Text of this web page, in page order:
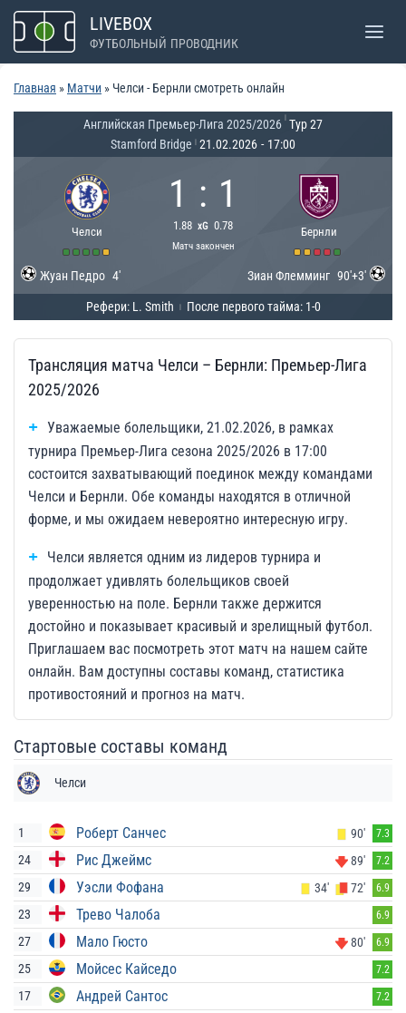
Перейти
содержимому
LIVEBOX
ФУТБОЛЬНЫЙ ПРОВОДНИК
Главная » Матчи » Челси - Бернли смотреть онлайн
Английская Премьер-Лига 2025/2026 Тур 27
Stamford Bridge 21.02.2026 - 17:00
Челси
1 : 1
1.88 xG 0.78
Матч закончен
Бернли
Жуан Педро 4' Зиан Флемминг 90'+3'
Рефери: L. Smith После первого тайма: 1-0
Трансляция матча Челси – Бернли: Премьер-Лига
2025/2026
Уважаемые болельщики, 21.02.2026, в рамках
турнира Премьер-Лига сезона 2025/2026 в 17:00
состоится захватывающий поединок между командами
Челси и Бернли. Обе команды находятся в отличной
форме, и мы ожидаем невероятно интересную игру.
Челси является одним из лидеров турнира и
продолжает удивлять болельщиков своей
уверенностью на поле. Бернли также держится
достойно и показывает красивый и зрелищный футбол.
Приглашаем вас посмотреть этот матч на нашем сайте
онлайн. Вам доступны составы команд, статистика
противостояний и прогноз на матч.
Стартовые составы команд
Челси
1 Роберт Санчес 90' 7.3
24 Рис Джеймс 89' 7.2
29 Уэсли Фофана 34' 72' 6.9
23 Трево Чалоба 6.9
27 Мало Гюсто 80' 6.9
25 Мойсес Кайседо 7.2
17 Андрей Сантос 7.2